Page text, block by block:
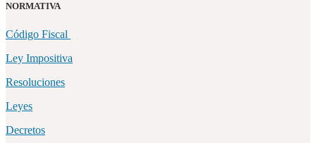
NORMATIVA
Código Fiscal
Ley Impositiva
Resoluciones
Leyes
Decretos